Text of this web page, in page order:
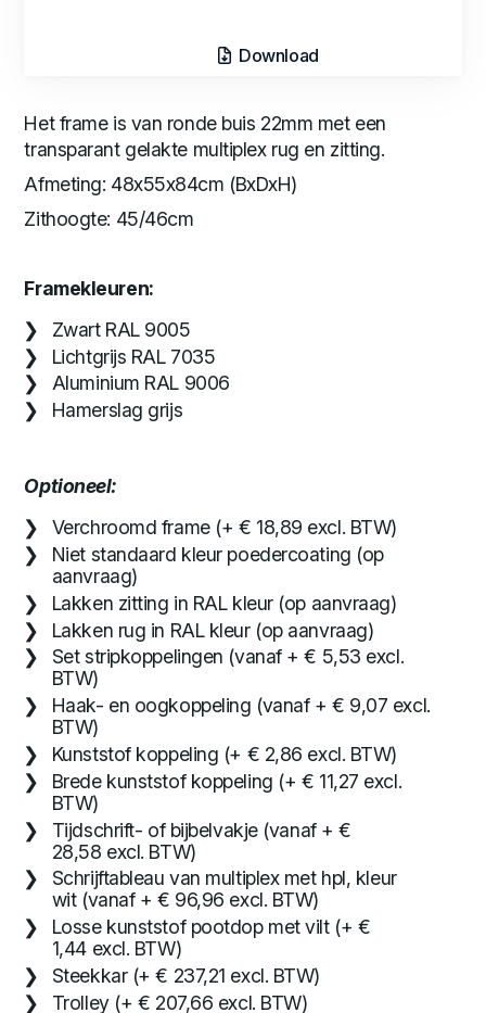
Download
Het frame is van ronde buis 22mm met een
transparant gelakte multiplex rug en zitting.
Afmeting: 48x55x84cm (BxDxH)
Zithoogte: 45/46cm
Framekleuren:
Zwart RAL 9005
Lichtgrijs RAL 7035
Aluminium RAL 9006
Hamerslag grijs
Optioneel:
Verchroomd frame (+ € 18,89 excl. BTW)
Niet standaard kleur poedercoating (op
aanvraag)
Lakken zitting in RAL kleur (op aanvraag)
Lakken rug in RAL kleur (op aanvraag)
Set stripkoppelingen (vanaf + € 5,53 excl.
BTW)
Haak- en oogkoppeling (vanaf + € 9,07 excl.
BTW)
Kunststof koppeling (+ € 2,86 excl. BTW)
Brede kunststof koppeling (+ € 11,27 excl.
BTW)
Tijdschrift- of bijbelvakje (vanaf + €
28,58 excl. BTW)
Schrijftableau van multiplex met hpl, kleur
wit (vanaf + € 96,96 excl. BTW)
Losse kunststof pootdop met vilt (+ €
1,44 excl. BTW)
Steekkar (+ € 237,21 excl. BTW)
Trolley (+ € 207,66 excl. BTW)